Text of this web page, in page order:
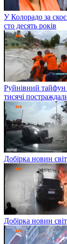
У Колорадо за
сто десять років
Руйнівний тайфун
тисячі
Добірка новин
Добірка новин